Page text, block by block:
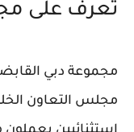
تعرف على
مجموعة دبي
مجلس التعاون